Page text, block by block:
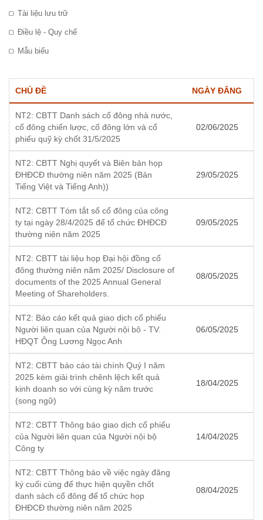
Tài liệu lưu trữ
Điều lệ - Quy chế
Mẫu biểu
CHỦ ĐỀ NGÀY ĐĂNG
NT2: CBTT Danh sách cổ đông nhà nước,
cổ đông chiến lược, cổ đông lớn và cổ
phiếu quỹ kỳ chốt 31/5/2025
02/06/2025
NT2: CBTT Nghị quyết và Biên bản họp
ĐHĐCĐ thường niên năm 2025 (Bản
Tiếng Việt và Tiếng Anh))
29/05/2025
NT2: CBTT Tóm tắt sổ cổ đông của công
ty tại ngày 28/4/2025 để tổ chức ĐHĐCĐ
thường niên năm 2025
09/05/2025
NT2: CBTT tài liệu họp Đại hội đồng cổ
đông thường niên năm 2025/ Disclosure of
documents of the 2025 Annual General
Meeting of Shareholders.
08/05/2025
NT2: Báo cáo kết quả giao dịch cổ phiếu
Người liên quan của Người nội bô - TV.
HĐQT Ông Lương Ngọc Anh
06/05/2025
NT2: CBTT báo cáo tài chính Quý I năm
2025 kèm giải trình chênh lệch kết quả
kinh doanh so với cùng kỳ năm trước
(song ngữ)
18/04/2025
NT2: CBTT Thông báo giao dịch cổ phiếu
của Người liên quan của Người nội bộ
Công ty
14/04/2025
NT2: CBTT Thông báo về việc ngày đăng
ký cuối cùng để thực hiện quyền chốt
danh sách cổ đông để tổ chức họp
ĐHĐCĐ thường niên năm 2025
08/04/2025